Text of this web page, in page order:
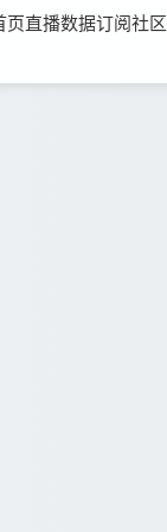
页直播数据订阅社区